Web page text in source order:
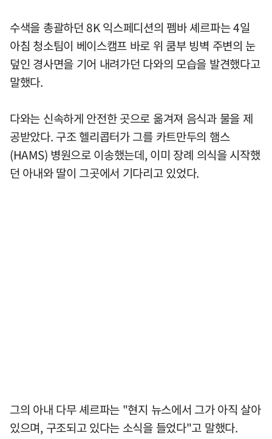
수색을 총괄하던 8K 익스페디션의 펨바 셰르파는 4일
아침 청소팀이 베이스캠프 바로 위 쿰부 빙벽 주변의 눈
덮인 경사면을 기어 내려가던 다와의 모습을 발견했다고
말했다.
다와는 신속하게 안전한 곳으로 옮겨져 음식과 물을 제
공받았다. 구조 헬리콥터가 그를 카트만두의 햄스
(HAMS) 병원으로 이송했는데, 이미 장례 의식을 시작했
던 아내와 딸이 그곳에서 기다리고 있었다.
그의 아내 다무 셰르파는 "현지 뉴스에서 그가 아직 살아
있으며, 구조되고 있다는 소식을 들었다"고 말했다.